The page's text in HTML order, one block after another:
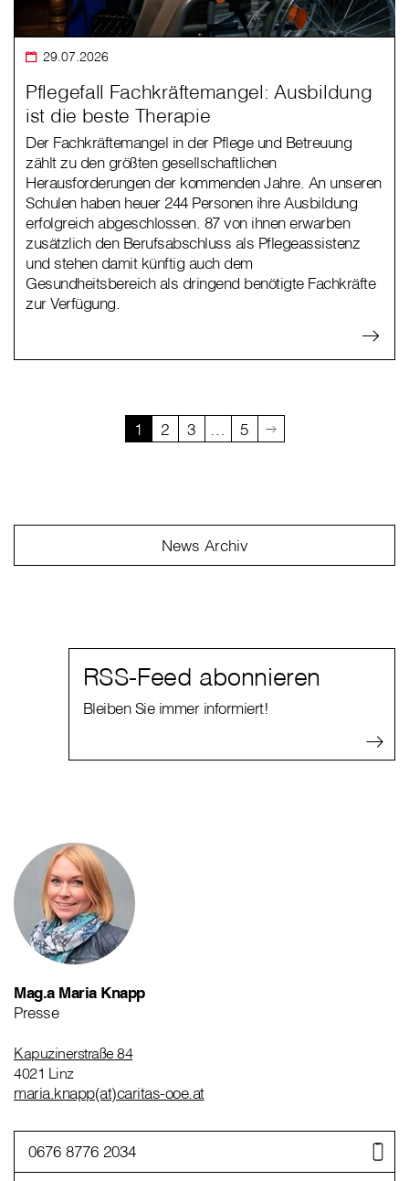
29.07.2026
Pflegefall Fachkräftemangel: Ausbildung
ist die beste Therapie
Der Fachkräftemangel in der Pflege und Betreuung
zählt zu den größten gesellschaftlichen
Herausforderungen der kommenden Jahre. An unseren
Schulen haben heuer 244 Personen ihre Ausbildung
erfolgreich abgeschlossen. 87 von ihnen erwarben
zusätzlich den Berufsabschluss als Pflegeassistenz
und stehen damit künftig auch dem
Gesundheitsbereich als dringend benötigte Fachkräfte
zur Verfügung.
1 2 3 5
News Archiv
RSS-Feed abonnieren
Bleiben Sie immer informiert!
Mag.a Maria Knapp
Presse
Kapuzinerstraße 84
4021 Linz
maria.knapp(at)caritas-ooe.at
0676 8776 2034